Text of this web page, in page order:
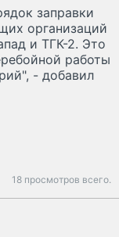
заправки
организаций
и ТГК-2. Это
работы
- добавил
18 просмотров всего.